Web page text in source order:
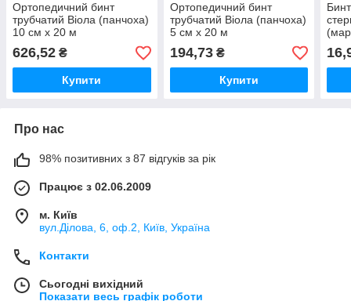
Ортопедичний бинт
трубчатий Віола (панчоха)
10 см х 20 м
626,52 ₴
Купити
Ортопедичний бинт
трубчатий Віола (панчоха)
5 см х 20 м
194,73₴
Купити
Про нас
98% позитивних з 87 відгуків за рік
Працює з 02.06.2009
м. Київ
вул.Ділова, 6, оф.2, Київ, Україна
Контакти
Сьогодні вихідний
Показати весь графік роботи